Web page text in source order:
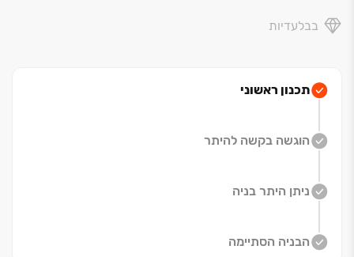
בבלעדיות
תכנון ראשוני
הוגשה בקשה להיתר
ניתן היתר בניה
הבניה הסתיימה